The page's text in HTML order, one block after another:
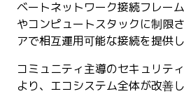
ベートネットワーク接続フレー
やコンピュートスタックに制限
アで相互運用可能な接続を提供し
コミュニティ主導のセキュリテ
より、エコシステム全体が改善し